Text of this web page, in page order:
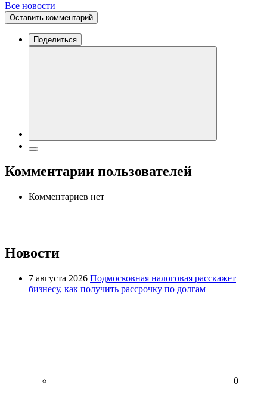
Все новости
Оставить комментарий
Поделиться
Комментарии пользователей
Комментариев нет
Новости
7 августа 2026 Подмосковная налоговая расскажет
бизнесу, как получить рассрочку по долгам
0